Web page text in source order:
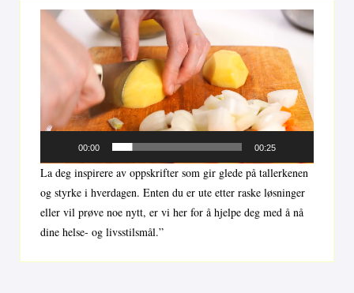
Videoavspiller
00:00 00:25
La deg inspirere av oppskrifter som gir glede på tallerkenen
og styrke i hverdagen. Enten du er ute etter raske løsninger
eller vil prøve noe nytt, er vi her for å hjelpe deg med å nå
dine helse- og livsstilsmål.”